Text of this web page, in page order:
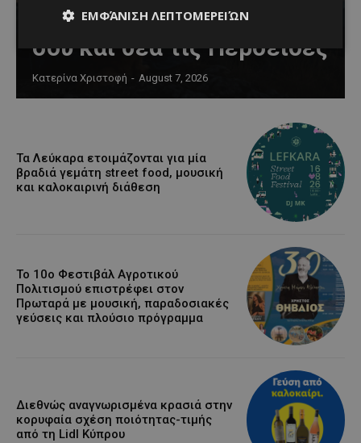
Μαχαιρά με τον σκύλο
σου και θέα τις Περσείδες
Κατερίνα Χριστοφή - August 7, 2026
Τα Λεύκαρα ετοιμάζονται για μία
βραδιά γεμάτη street food, μουσική
και καλοκαιρινή διάθεση
Το 10ο Φεστιβάλ Αγροτικού
Πολιτισμού επιστρέφει στον
Πρωταρά με μουσική, παραδοσιακές
γεύσεις και πλούσιο πρόγραμμα
Διεθνώς αναγνωρισμένα κρασιά στην
κορυφαία σχέση ποιότητας-τιμής
από τη Lidl Κύπρου
ΕΜΦΆΝΙΣΗ ΛΕΠΤΟΜΕΡΕΙΏΝ